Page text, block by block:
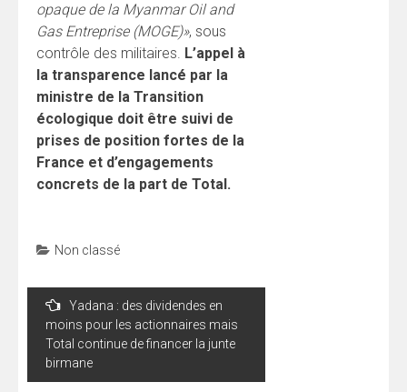
opaque de la Myanmar Oil and
Gas Entreprise (MOGE)», sous
contrôle des militaires. L’appel à
la transparence lancé par la
ministre de la Transition
écologique doit être suivi de
prises de position fortes de la
France et d’engagements
concrets de la part de Total.
Non classé
Navigation
l’article
Yadana : des dividendes en
moins pour les actionnaires mais
Total continue de financer la junte
birmane